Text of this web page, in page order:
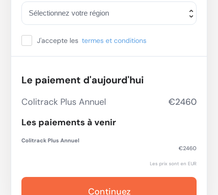
J'accepte les termes et conditions
Le paiement d'aujourd'hui
Colitrack Plus Annuel
€2460
Les paiements à venir
Colitrack Plus Annuel
€2460
Les prix sont en EUR
Continuez